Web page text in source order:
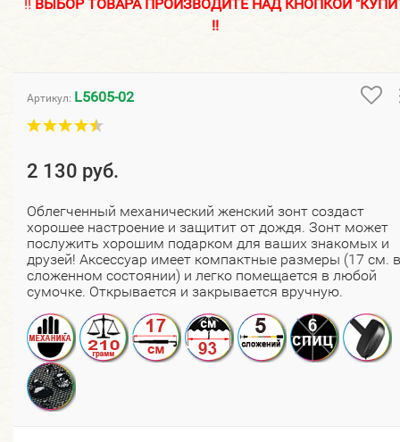
!! ВЫБОР ТОВАРА ПРОИЗВОДИТЕ НАД КНОПКОЙ
!!
Артикул: L5605-02
2 130 руб.
Облегченный механический женский зонт создаст
хорошее настроение и защитит от дождя. Зонт может
послужить хорошим подарком для ваших знакомых и
друзей! Аксессуар имеет компактные размеры (17 см. в
сложенном состоянии) и легко помещается в любой
сумочке. Открывается и закрывается вручную.